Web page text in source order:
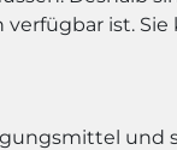
ist.
und